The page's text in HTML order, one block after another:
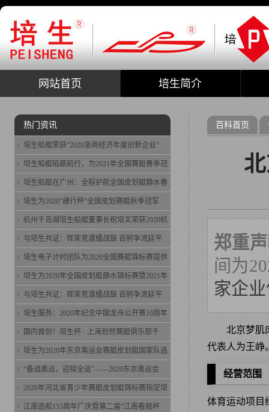
网站首页 培生简介
百科首页
郑重
间为
家企
北京梦肌
代表人为王峥
经营范围
体育运动项目
热门资讯
培生船艇荣获“2020浙商经济年度创新企业”
培生船艇砥砺前行，为2021年全国赛艇春季冠
培生船艇在广州：全程护航全国皮划艇静水春
培生为2020“建行杯”全国皮划赛艇秋季冠军
杭州千岛湖培生船艇董事长祝培文荣获2020杭
与培生共证：挥桨竞渡擂战鼓 百舸争流延平
培生电子计时团队为2020全国赛艇锦标赛提供
培生为2020年全国皮划艇静水锦标赛暨2021年
与培生共证：挥桨竞渡擂战鼓 百舸争流延平
培生服务：2020年纪念中国龙舟公开赛10周年
国内首创！培生杯 · 上海划然赛艇俱乐部千
培生为2020年东京奥运会赛艇皮划艇国家队选
“备战奥运，迎接全运”——2020东京奥运会
2020年河北省青少年赛艇皮划艇锦标赛指定培
江南造船155周年厂庆暨第二届“江南看舰杯